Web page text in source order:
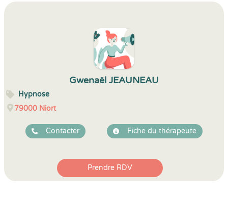
Gwenaël JEAUNEAU
Hypnose
79000 Niort
Contacter Fiche du thérapeute
Prendre RDV